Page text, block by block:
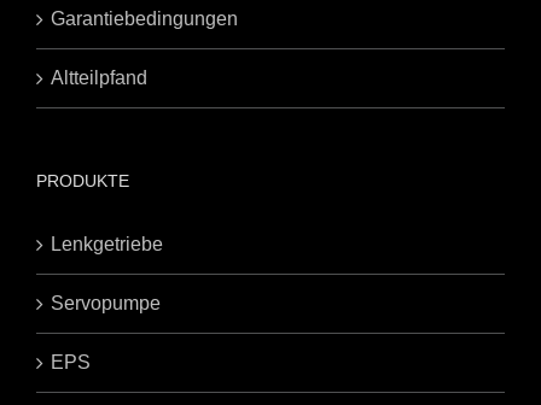
Garantiebedingungen
Altteilpfand
PRODUKTE
Lenkgetriebe
Servopumpe
EPS